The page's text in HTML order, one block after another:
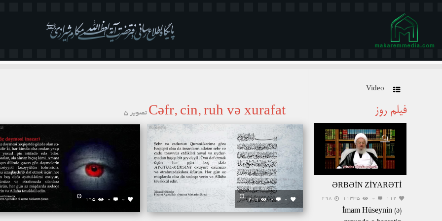
Video
فیلم روز
ƏRBƏİN ZİYARƏTİ
112
0
11335
298
İmam Hüseynin (ə)
تصویر 5
0
0
209
0
0
195